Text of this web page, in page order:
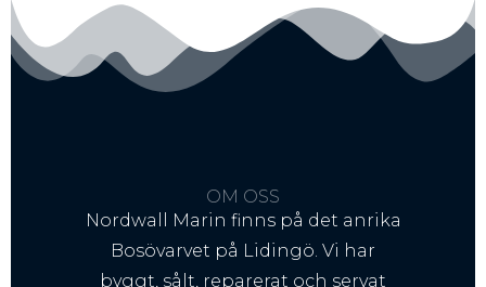
OM OSS
Nordwall Marin finns på det anrika
Bosövarvet på Lidingö. Vi har
byggt, sålt, reparerat och servat